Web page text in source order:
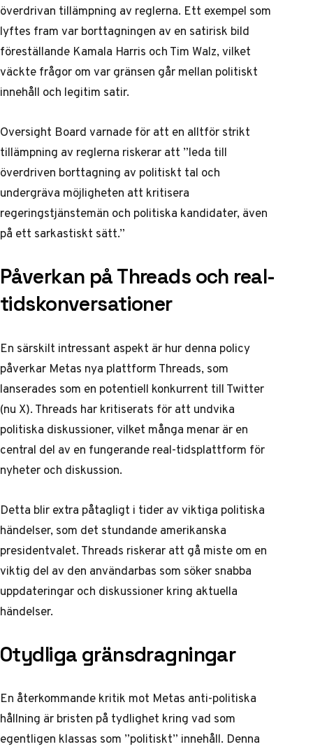
överdrivan tillämpning av reglerna. Ett exempel som
lyftes fram var borttagningen av en satirisk bild
föreställande Kamala Harris och Tim Walz, vilket
väckte frågor om var gränsen går mellan politiskt
innehåll och legitim satir.
Oversight Board varnade för att en alltför strikt
tillämpning av reglerna riskerar att ”leda till
överdriven borttagning av politiskt tal och
undergräva möjligheten att kritisera
regeringstjänstemän och politiska kandidater, även
på ett sarkastiskt sätt.”
Påverkan på Threads och real-
tidskonversationer
En särskilt intressant aspekt är hur denna policy
påverkar Metas nya plattform Threads, som
lanserades som en potentiell konkurrent till Twitter
(nu X).Threads har kritiserats för att undvika
politiska diskussioner, vilket många menar är en
central del av en fungerande real-tidsplattform för
nyheter och diskussion.
Detta blir extra påtagligt i tider av viktiga politiska
händelser, som det stundande amerikanska
presidentvalet. Threads riskerar att gå miste om en
viktig del av den användarbas som söker snabba
uppdateringar och diskussioner kring aktuella
händelser.
Otydliga gränsdragningar
En återkommande kritik mot Metas anti-politiska
hållning är bristen på tydlighet kring vad som
egentligen klassas som ”politiskt” innehåll. Denna